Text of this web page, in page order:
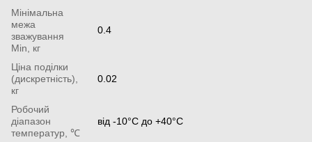
Мінімальна
межа
зважування
Min, кг
0.4
Ціна поділки
(дискретність),
кг
0.02
Робочий
діапазон
температур, ℃
від -10°С до +40°С